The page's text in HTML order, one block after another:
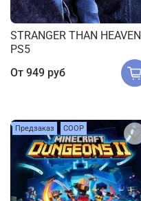
STRANGER THAN HEAVEN
PS5
От 949 руб
Предзаказ COOP